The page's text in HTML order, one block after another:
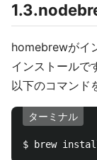
homebrewがイ
インストールで
以下のコマンド
ターミナル